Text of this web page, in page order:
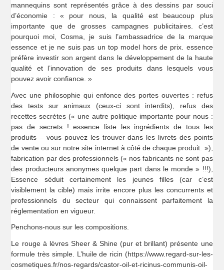
mannequins sont représentés grâce à des dessins par souci
d’économie : « pour nous, la qualité est beaucoup plus
importante que de grosses campagnes publicitaires. c’est
pourquoi moi, Cosma, je suis l’ambassadrice de la marque
essence et je ne suis pas un top model hors de prix. essence
préfère investir son argent dans le développement de la haute
qualité et l’innovation de ses produits dans lesquels vous
pouvez avoir confiance. »
Avec une philosophie qui enfonce des portes ouvertes : refus
des tests sur animaux (ceux-ci sont interdits), refus des
recettes secrètes (« une autre politique importante pour nous :
pas de secrets ! essence liste les ingrédients de tous les
produits – vous pouvez les trouver dans les livrets des points
de vente ou sur notre site internet à côté de chaque produit. »),
fabrication par des professionnels (« nos fabricants ne sont pas
des producteurs anonymes quelque part dans le monde » !!!),
Essence séduit certainement les jeunes filles (car c’est
visiblement la cible) mais irrite encore plus les concurrents et
professionnels du secteur qui connaissent parfaitement la
réglementation en vigueur.
Penchons-nous sur les compositions.
Le rouge à lèvres Sheer & Shine (pur et brillant) présente une
formule très simple. L’huile de ricin (https://www.regard-sur-les-
cosmetiques.fr/nos-regards/castor-oil-et-ricinus-communis-oil-